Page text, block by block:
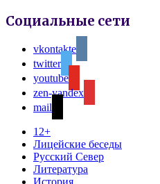
Социальные сети
vkontakte
twitter
youtube
zen-yandex
mail
12+
Лицейские беседы
Русский Север
Литература